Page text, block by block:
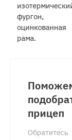
фургон,
оцинкованная
рама.
прицеп
Обратитесь